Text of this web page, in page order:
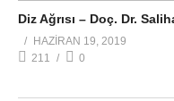
Diz Ağrısı – Doç. Dr.
HAZIRAN 19, 2019
211
0